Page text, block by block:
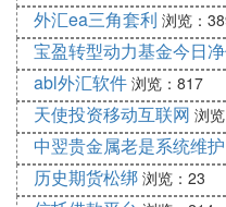
兴市场股票资产。默比
时的职位是邓普顿新兴
Ⅱ 基金经理人的全
新浪财经讯 。 最新一
011年1月11日正式出
外汇ea三角套利 浏览：
宝盈转型动力基金今日
abl外汇软件 浏览：817
天使投资移动互联网 浏
中翌贵金属老是系统维护
历史期货松绑 浏览：23